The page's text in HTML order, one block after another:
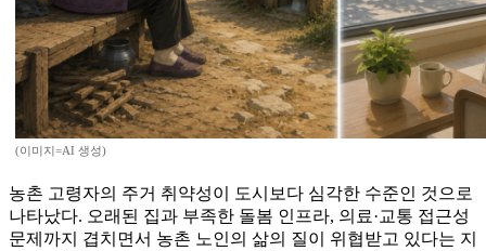
(이미지=AI 생성)
농촌 고령자의 주거 취약성이 도시보다 심각한 수준인 것으로
나타났다. 오래된 집과 부족한 돌봄 인프라, 의료·교통 접근성
문제까지 겹치면서 농촌 노인의 삶의 질이 위협받고 있다는 지